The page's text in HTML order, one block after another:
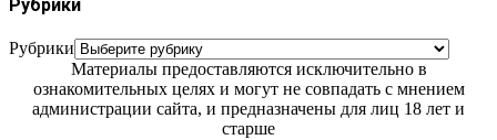
Рубрики
Рубрики
Материалы предоставляются исключительно в
ознакомительных целях и могут не совпадать с мнением
администрации сайта, и предназначены для лиц 18 лет и
старше